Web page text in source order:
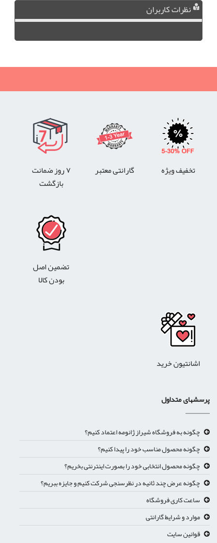
نظرات کاربران
تخفیف ویژه گارانتی معتبر
۷ روز ضمانت
بازگشت
تضمین اصل
بودن کالا
اشانتیون خرید
پرسشهای متداول
چگونه به فروشگاه شیراز ژانومه اعتماد کنیم؟
چگونه محصول مناسب خود را پیدا کنیم؟
چگونه محصول انتخابی خود را بصورت اینترنتی بخریم؟
چگونه عرض چند ثانیه در نظرسنجی شرکت کنیم و جایزه ببریم؟
ساعت کاری فروشگاه
موارد و شرایط گارانتی
قوانین سایت